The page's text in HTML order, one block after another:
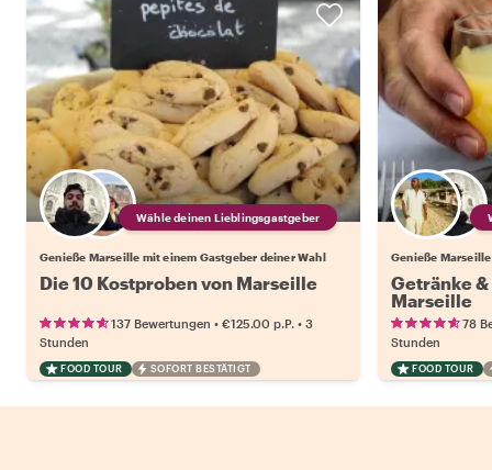
Wähle deinen Lieblingsgastgeber
Genieße Marseille mit einem Gastgeber deiner Wahl
Die 10 Kostproben von Marseille
137 Bewertungen • €125.00 p.P. • 3
Stunden
FOOD TOUR SOFORT BESTÄTIGT
Genieße
Getränke
Marseille
78
Stunden
FOOD TOUR